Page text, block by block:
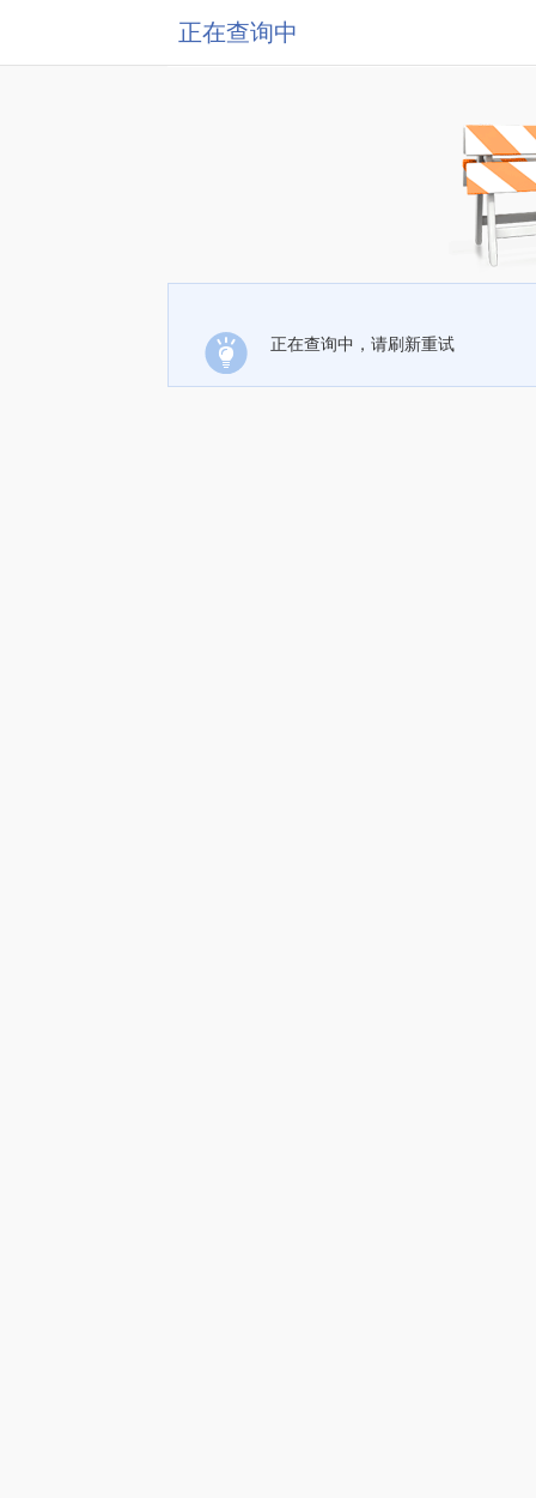
正在查询中
正在查询中，请刷新重试